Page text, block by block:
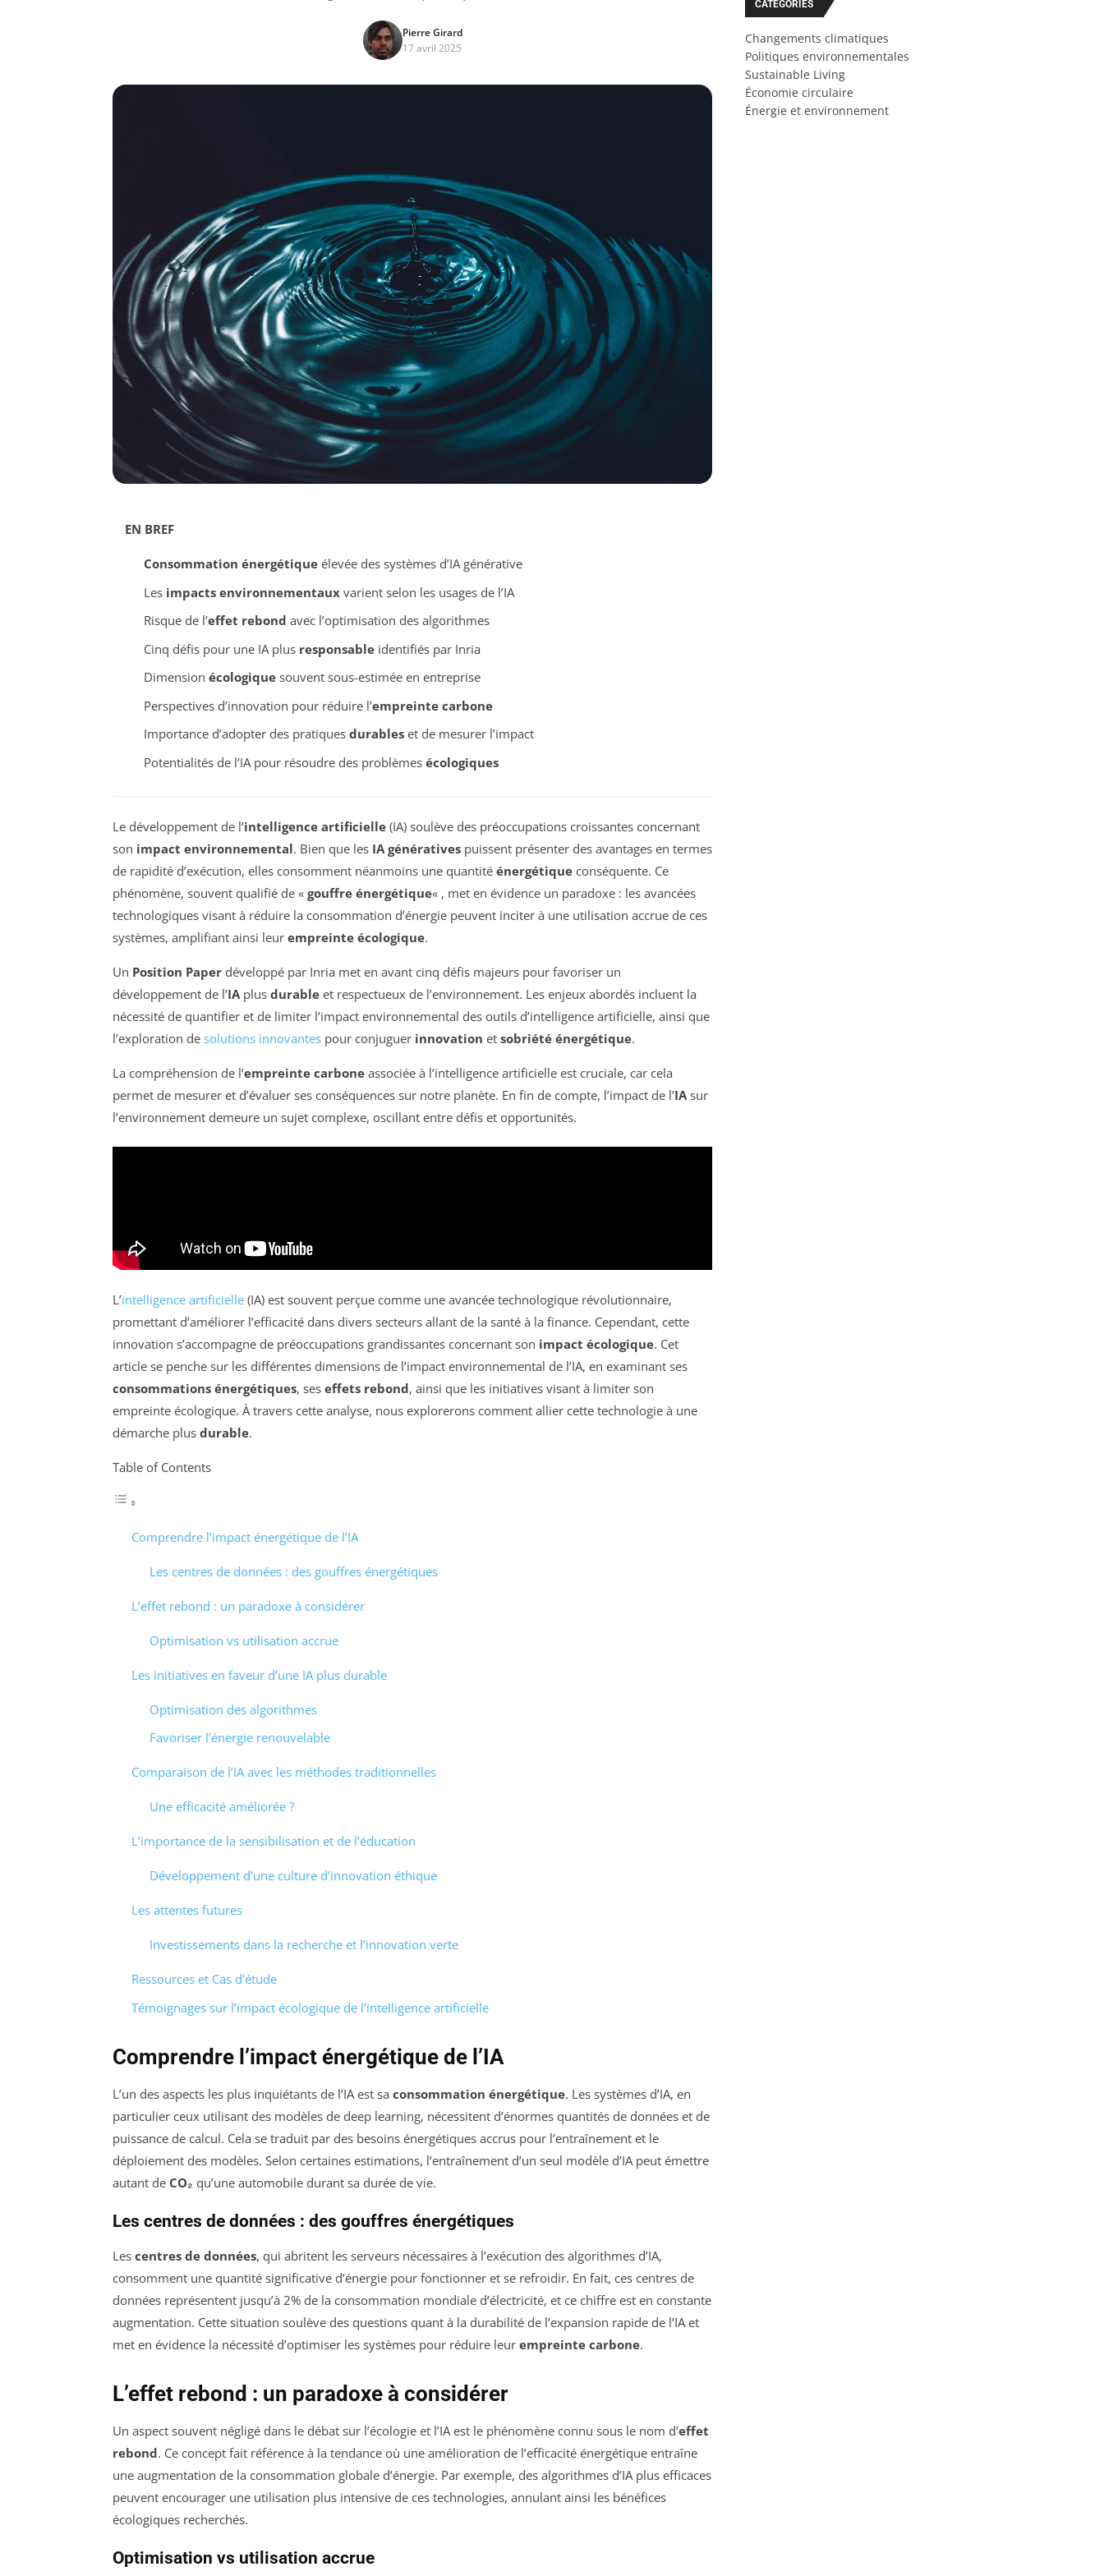
Pierre Girard
17 avril 2025
EN BREF
Consommation énergétiqueélevée des systèmes d’IA générative
Les impacts environnementauxvarient selon les usages de l’IA
Risque de l’effet rebond avec l’optimisation des algorithmes
Cinq défis pour une IA plus responsableidentifiés par Inria
Dimension écologiquesouvent sous-estimée en entreprise
Perspectives d’innovation pour réduire l’empreinte carbone
Importance d’adopter des pratiques durableset de mesurer l’impact
Potentialités de l’IA pour résoudre des problèmes écologiques
Le développement de l’intelligence artificielle (IA) soulève des préoccupations croissantes concernant
son impact environnemental. Bien que les IA génératives puissent présenter des avantages en termes
de rapidité d’exécution, elles consomment néanmoins une quantité énergétique conséquente. Ce
phénomène, souvent qualifié de « gouffre énergétique« , met en évidence un paradoxe : les avancées
technologiques visant à réduire la consommation d’énergie peuvent inciter à une utilisation accrue de ces
systèmes, amplifiant ainsi leur empreinte écologique.
Un Position Paper développé par Inria met en avant cinq défis majeurs pour favoriser un
développement de l’IA plus durable et respectueux de l’environnement. Les enjeux abordés incluent la
nécessité de quantifier et de limiter l’impact environnemental des outils d’intelligence artificielle, ainsi que
l’exploration de solutions innovantes pour conjuguer innovation et sobriété énergétique.
La compréhension de l’empreinte carbone associée à l’intelligence artificielle est cruciale, car cela
permet de mesurer et d’évaluer ses conséquences sur notre planète. En fin de compte, l’impact de l’IA sur
l’environnement demeure un sujet complexe, oscillant entre défis et opportunités.
L’intelligence artificielle (IA) est souvent perçue comme une avancée technologique révolutionnaire,
promettant d’améliorer l’efficacité dans divers secteurs allant de la santé à la finance. Cependant, cette
innovation s’accompagne de préoccupations grandissantes concernant son impact écologique. Cet
article se penche sur les différentes dimensions de l’impact environnemental de l’IA, en examinant ses
consommations énergétiques, ses effets rebond, ainsi que les initiatives visant à limiter son
empreinte écologique. À travers cette analyse, nous explorerons comment allier cette technologie à une
démarche plus durable.
Table of Contents
Comprendre l’impact énergétique de l’IA
Les centres de données : des gouffres énergétiques
L’effet rebond : un paradoxe à considérer
Optimisation vs utilisation accrue
Les initiatives en faveur d’une IA plus durable
Optimisation des algorithmes
Favoriser l’énergie renouvelable
Comparaison de l’IA avec les méthodes traditionnelles
Une efficacité améliorée ?
L’importance de la sensibilisation et de l’éducation
Développement d’une culture d’innovation éthique
Les attentes futures
Investissements dans la recherche et l’innovation verte
Ressources et Cas d’étude
Témoignages sur l’impact écologique de l’intelligence artificielle
Comprendre l’impact énergétique de l’IA
L’un des aspects les plus inquiétants de l’IA est sa consommation énergétique. Les systèmes d’IA, en
particulier ceux utilisant des modèles de deep learning, nécessitent d’énormes quantités de données et de
puissance de calcul. Cela se traduit par des besoins énergétiques accrus pour l’entraînement et le
déploiement des modèles. Selon certaines estimations, l’entraînement d’un seul modèle d’IA peut émettre
autant de CO₂ qu’une automobile durant sa durée de vie.
Les centres de données : des gouffres énergétiques
Les centres de données, qui abritent les serveurs nécessaires à l’exécution des algorithmes d’IA,
consomment une quantité significative d’énergie pour fonctionner et se refroidir. En fait, ces centres de
données représentent jusqu’à 2% de la consommation mondiale d’électricité, et ce chiffre est en constante
augmentation. Cette situation soulève des questions quant à la durabilité de l’expansion rapide de l’IA et
met en évidence la nécessité d’optimiser les systèmes pour réduire leur empreinte carbone.
L’effet rebond : un paradoxe à considérer
Un aspect souvent négligé dans le débat sur l’écologie et l’IA est le phénomène connu sous le nom d’effet
rebond. Ce concept fait référence à la tendance où une amélioration de l’efficacité énergétique entraîne
une augmentation de la consommation globale d’énergie. Par exemple, des algorithmes d’IA plus efficaces
peuvent encourager une utilisation plus intensive de ces technologies, annulant ainsi les bénéfices
écologiques recherchés.
Optimisation vs utilisation accrue
CATÉGORIES
Changements climatiques
Politiques environnementales
Sustainable Living
Économie circulaire
Énergie et environnement